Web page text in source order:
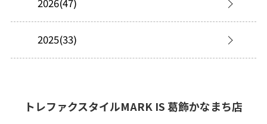
2026(47)
2025(33)
トレファクスタイルMARK IS 葛飾かなまち店